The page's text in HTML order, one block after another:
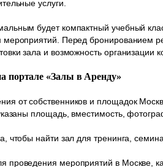
услуги.
будет компактный учебный
мероприятий. Перед бронированием
зала и возможность организации
портале «Залы в Аренду»
от собственников и площадок
площадь, вместимость,
чтобы найти зал для тренинга,
мероприятий в Москве,